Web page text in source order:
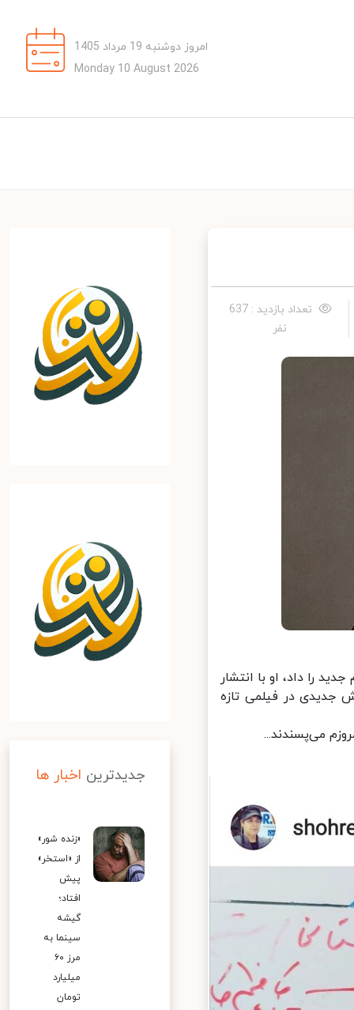
امروز دوشنبه 19 مرداد 1405
Monday 10 August 2026
تعداد بازدید : 637
نفر
را داد، او با انتشار
در فیلمی تازه
می‌پسندند...
جدیدترین اخبار ها
«زنده شور»
از «استخر»
پیش
افتاد؛
گیشه
سینما به
مرز ۶۰
میلیارد
تومان